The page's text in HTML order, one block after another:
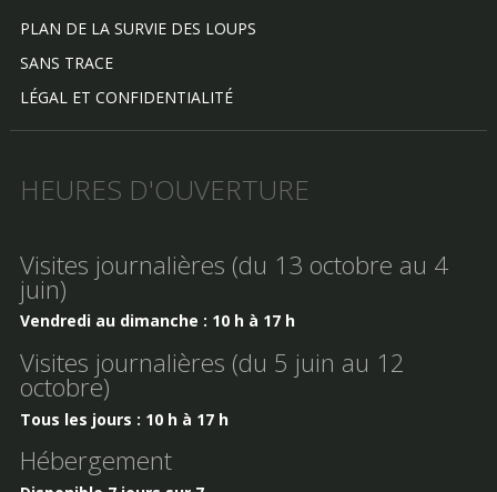
PLAN DE LA SURVIE DES LOUPS
SANS TRACE
LÉGAL ET CONFIDENTIALITÉ
HEURES D'OUVERTURE
Visites journalières (du 13 octobre au 4
juin)
Vendredi au dimanche : 10 h à 17 h
Visites journalières (du 5 juin au 12
octobre)
Tous les jours : 10 h à 17 h
Hébergement